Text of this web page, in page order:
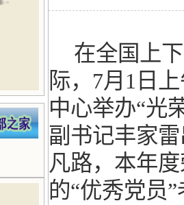
在全国上
际，7月1日
中心举办“光
副书记丰家
凡路，本年
的“优秀党员